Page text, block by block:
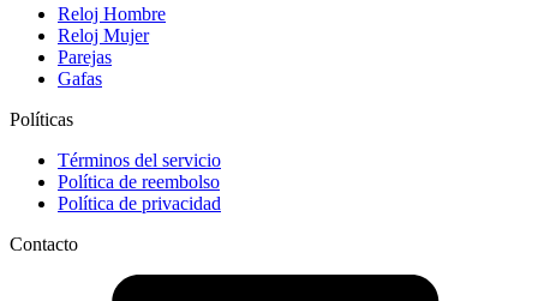
Reloj Hombre
Reloj Mujer
Parejas
Gafas
Políticas
Términos del servicio
Política de reembolso
Política de privacidad
Contacto